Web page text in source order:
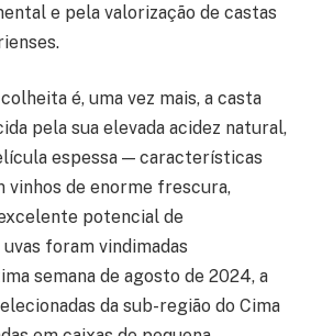
e pela valorização de castas
é, uma vez mais, a casta
pela sua elevada acidez natural,
espessa — características
vinhos de enorme frescura,
potencial de
foram vindimadas
semana de agosto de 2024, a
da sub-região do Cima